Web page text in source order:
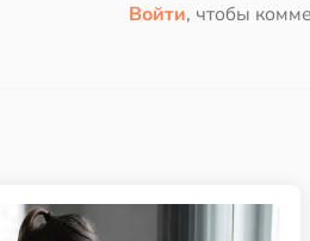
Войти, чтобы